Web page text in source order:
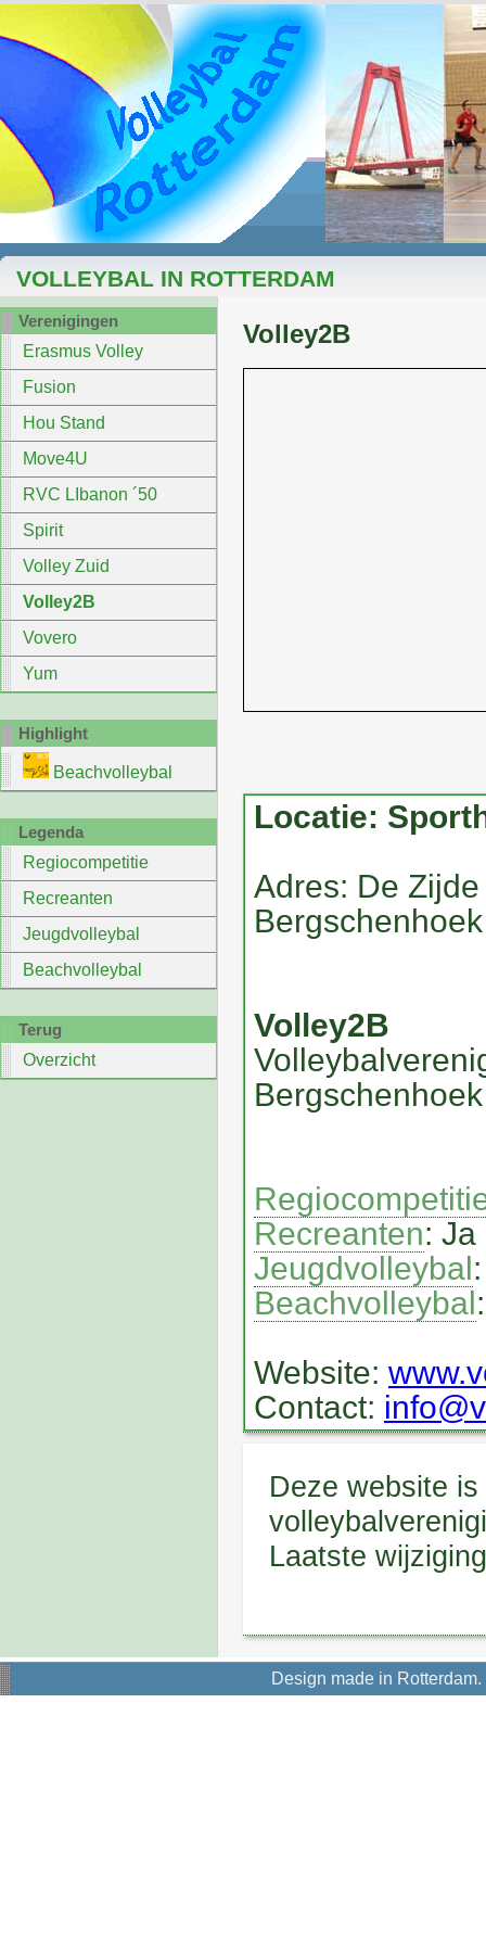
VOLLEYBAL IN ROTTERDAM
Verenigingen
Erasmus Volley
Fusion
Hou Stand
Move4U
RVC LIbanon ´50
Spirit
Volley Zuid
Volley2B
Vovero
Yum
Highlight
Beachvolleybal
Legenda
Regiocompetitie
Recreanten
Jeugdvolleybal
Beachvolleybal
Terug
Overzicht
Volley2B
Locatie:
Adres: De
Bergschenhoek
Volley2B
Bergschenhoek
Recreanten: Ja
Jeugdvolleybal
Beachvolleybal
Website:
Contact:
Deze website
Laatste
Design made in